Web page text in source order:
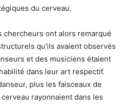
du cerveau.
chercheurs ont alors remarqué
qu’ils avaient observés
et des musiciens étaient
dans leur art respectif.
plus les faisceaux de
rayonnaient dans les